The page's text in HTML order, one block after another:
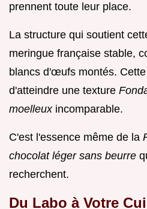
prennent toute leur place.
La structure qui soutient
meringue française stable,
blancs d'œufs montés.
d'atteindre une texture
moelleux incomparable.
C'est l'essence même de la
chocolat léger sans beurre
recherchent.
Du Labo à Votre